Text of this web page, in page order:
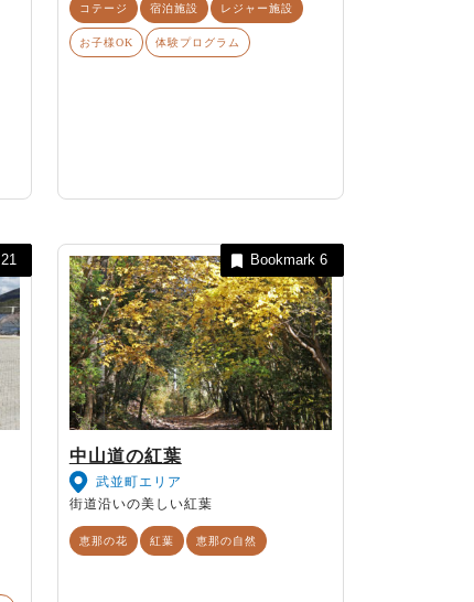
コテージ 宿泊施設 レジャー施設
お子様OK 体験プログラム
21
中山道の紅葉
武並町エリア
街道沿いの美しい紅葉
恵那の花 紅葉 恵那の自然
Bookmark6